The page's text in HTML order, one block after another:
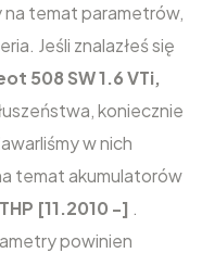
na temat parametrów,
Jeśli znalazłeś się
508 SW 1.6 VTi,
koniecznie
w nich
temat akumulatorów
[11.2010 -] .
powinien